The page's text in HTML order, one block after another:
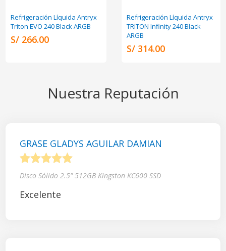
Refrigeración Líquida Antryx
Triton EVO 240 Black ARGB
S/ 266.00
Refrigeración Líquida Antryx
TRITON Infinity 240 Black
ARGB
S/ 314.00
Nuestra Reputación
GRASE GLADYS AGUILAR DAMIAN
Disco Sólido 2.5" 512GB Kingston KC600 SSD
Excelente